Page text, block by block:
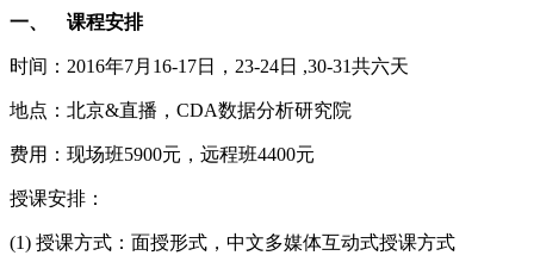
一、 课程安排
时间： 2016年7月 16-17日， 23-24日 ,30-31共六天
地点：北京&直播， CDA数据分析研究院
费用：现场班5900元，远程班4400元
授课安排：
(1) 授课方式：面授形式，中文多媒体互动式授课方式